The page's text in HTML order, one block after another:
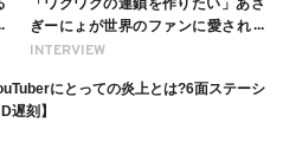
INTERVIEW
「ワクワクの連鎖を作りたい」あさ
ぎーにょが世界のファンに愛される
理由【インタビュー】
にとっての炎上とは?6面ステーシ
遅刻】